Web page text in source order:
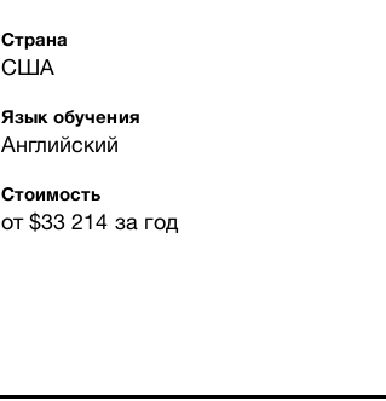
Страна
США
Язык обучения
Английский
Стоимость
от $33 214 за год